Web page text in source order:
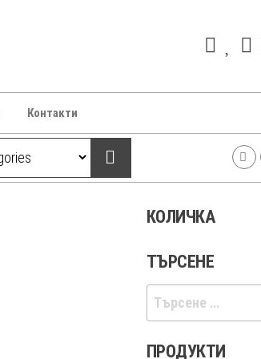
Контакти
КОЛИЧКА
ТЪРСЕНЕ
Търсене
за:
ПРОДУКТИ